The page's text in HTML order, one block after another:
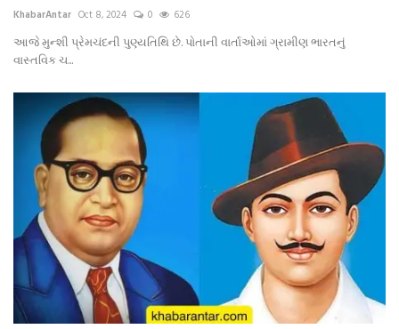
KhabarAntar Oct 8, 2024 0 626
આજે મુન્શી પ્રેમચંદની પુણ્યતિથિ છે. પોતાની વાર્તાઓમાં ગ્રામીણ ભારતનું
વાસ્તવિક ચ...